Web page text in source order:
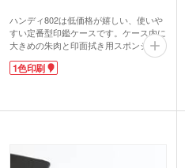
ハンディ802は低価格が嬉しい、使いや
すい定番型印鑑ケースです。ケース内に
大きめの朱肉と印面拭き用スポンジがあ
るので、これ1つで印鑑の保管は十分。
コンパクトで携帯もでき利便性抜群で
銀行印・認印にぴったりなサイズです。
がでしょうか。
1色印刷